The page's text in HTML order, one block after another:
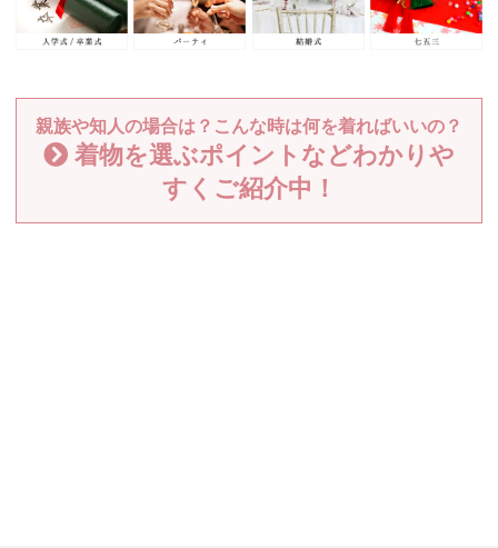
親族や知人の場合は？こんな時は何を着ればいいの？
着物を選ぶポイントなどわかりや
すくご紹介中！